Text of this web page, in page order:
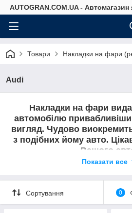
AUTOGRAN.COM.UA - Автомагазин
Товари Накладки на фари
Audi
Накладки на фари
автомобілю
вигляд. Чудово
з подібних йому авто.
Вашого
Audi.
Показати все
Сортування 0